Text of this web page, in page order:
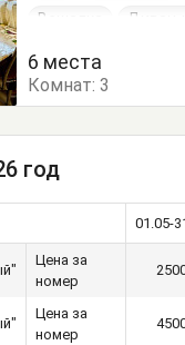
Вешалка
Диван-
Стол
Стулья
6 места
Комнат:3
год
01.05-
Цена за
номер
Цена за
номер